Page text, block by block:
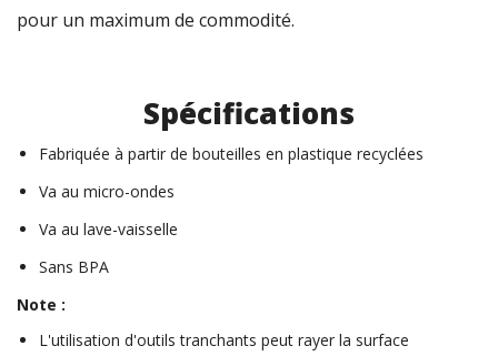
pour un maximum de commodité.
Spécifications
Fabriquée à partir de bouteilles en plastique recyclées
Va au micro-ondes
Va au lave-vaisselle
Sans BPA
Note :
L'utilisation d'outils tranchants peut rayer la surface